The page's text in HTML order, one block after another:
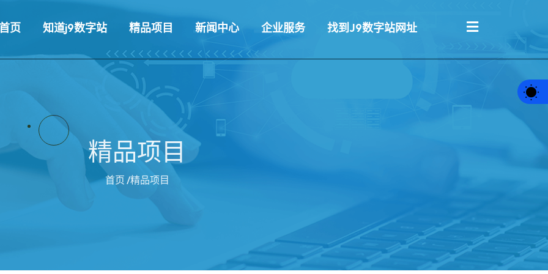
页 知道j9数字站 精品项目 新闻中心 企业服务 找到J9数字站网址
精品项目
首页 /精品项目